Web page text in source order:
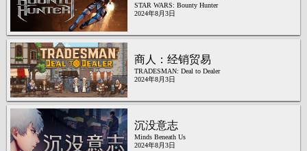
STAR WARS: Bounty Hunter
2024年8月3日
商人：经销贸易
TRADESMAN: Deal to Dealer
2024年8月3日
沉没意志
Minds Beneath Us
2024年8月3日